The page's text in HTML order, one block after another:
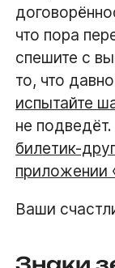
что пора
спешите с
то, что
испытайте
не
билетик-
приложении
Ваши